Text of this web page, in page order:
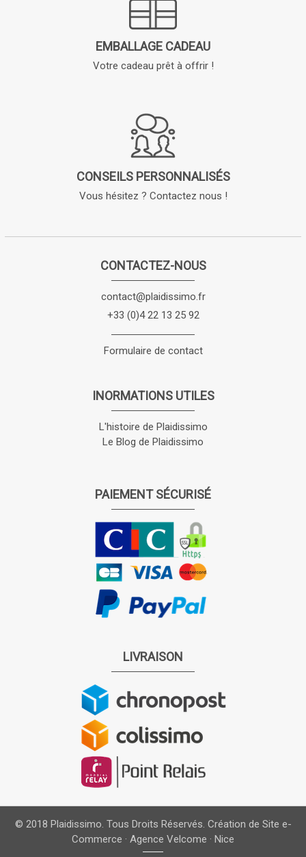
EMBALLAGE CADEAU
Votre cadeau prêt à offrir !
CONSEILS PERSONNALISÉS
Vous hésitez ? Contactez nous !
CONTACTEZ-NOUS
contact@plaidissimo.fr
+33 (0)4 22 13 25 92
Formulaire de contact
INORMATIONS UTILES
L'histoire de Plaidissimo
Le Blog de Plaidissimo
PAIEMENT SÉCURISÉ
LIVRAISON
© 2018 Plaidissimo. Tous Droits Réservés. Création de Site e-
Commerce · Agence Velcome · Nice